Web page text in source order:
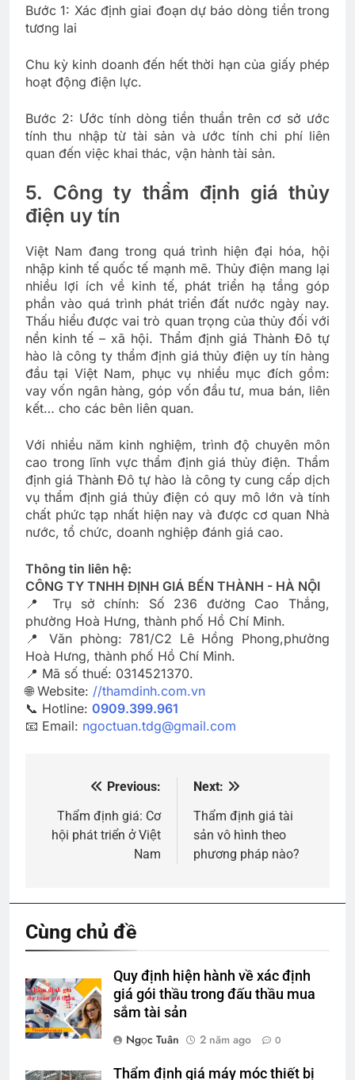
Bước 1: Xác định giai đoạn dự báo dòng tiền trong
tương lai
Chu kỳ kinh doanh đến hết thời hạn của giấy phép
hoạt động điện lực.
Bước 2: Ước tính dòng tiền thuần trên cơ sở ước
tính thu nhập từ tài sản và ước tính chi phí liên
quan đến việc khai thác, vận hành tài sản.
5. Công ty thẩm định giá thủy
điện uy tín
Việt Nam đang trong quá trình hiện đại hóa, hội
nhập kinh tế quốc tế mạnh mẽ. Thủy điện mang lại
nhiều lợi ích về kinh tế, phát triển hạ tầng góp
phần vào quá trình phát triển đất nước ngày nay.
Thấu hiểu được vai trò quan trọng của thủy đối với
nền kinh tế – xã hội. Thẩm định giá Thành Đô tự
hào là công ty thẩm định giá thủy điện uy tín hàng
đầu tại Việt Nam, phục vụ nhiều mục đích gồm:
vay vốn ngân hàng, góp vốn đầu tư, mua bán, liên
kết… cho các bên liên quan.
Với nhiều năm kinh nghiệm, trình độ chuyên môn
cao trong lĩnh vực thẩm định giá thủy điện. Thẩm
định giá Thành Đô tự hào là công ty cung cấp dịch
vụ thẩm định giá thủy điện có quy mô lớn và tính
chất phức tạp nhất hiện nay và được cơ quan Nhà
nước, tổ chức, doanh nghiệp đánh giá cao.
Thông tin liên hệ:
CÔNG TY TNHH ĐỊNH GIÁ BẾN THÀNH - HÀ NỘI
📍 Trụ sở chính: Số 236 đường Cao Thắng,
phường Hoà Hưng, thành phố Hồ Chí Minh.
📍 Văn phòng: 781/C2 Lê Hồng Phong,phường
Hoà Hưng, thành phố Hồ Chí Minh.
📍 Mã số thuế: 0314521370.
🌐 Website: //thamdinh.com.vn
📞 Hotline: 0909.399.961
📧 Email: ngoctuan.tdg@gmail.com
hướng
bài
Previous:
Thẩm định giá: Cơ
hội phát triển ở Việt
Nam
Next:
Thẩm định giá tài
sản vô hình theo
phương pháp nào?
Cùng chủ đề
Quy định hiện hành về xác định
giá gói thầu trong đấu thầu mua
sắm tài sản
Ngọc Tuân
2 năm ago 0
Thẩm định giá máy móc thiết bị